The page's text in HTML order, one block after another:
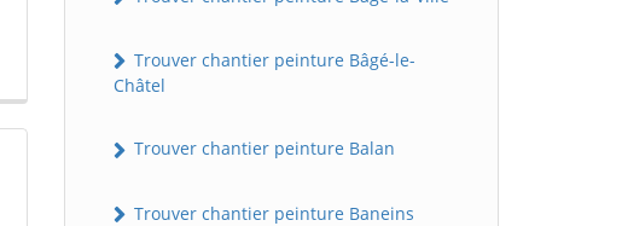
Trouver chantier peinture Bâgé-le-
Châtel
Trouver chantier peinture Balan
Trouver chantier peinture Baneins